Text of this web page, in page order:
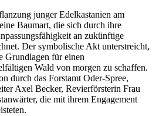
junger Edelkastanien am
Baumart, die sich durch ihre
an zukünftige
Der symbolische Akt unterstreicht,
Grundlagen für einen
Wald von morgen zu schaffen.
durch das Forstamt Oder-Spree,
Axel Becker, Revierförsterin Frau
die mit ihrem Engagement